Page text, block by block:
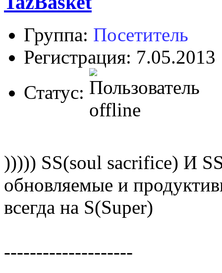
Группа: Посетитель
Регистрация: 7.05.2013
Статус:
))))) SS(soul sacrifice) И
обновляемые и
всегда на S(Super)
--------------------